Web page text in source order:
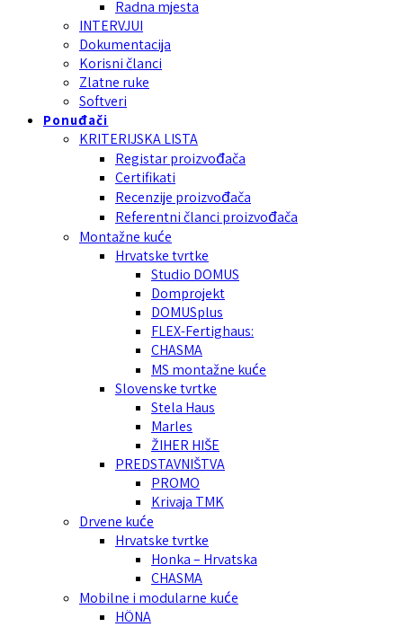
Radna mjesta
INTERVJUI
Dokumentacija
Korisni članci
Zlatne ruke
Softveri
Ponuđači
KRITERIJSKA LISTA
Registar proizvođača
Certifikati
Recenzije proizvođača
Referentni članci proizvođača
Montažne kuće
Hrvatske tvrtke
Studio DOMUS
Domprojekt
DOMUSplus
FLEX-Fertighaus:
CHASMA
MS montažne kuće
Slovenske tvrtke
Stela Haus
Marles
ŽIHER HIŠE
PREDSTAVNIŠTVA
PROMO
Krivaja TMK
Drvene kuće
Hrvatske tvrtke
Honka – Hrvatska
CHASMA
Mobilne i modularne kuće
HÖNA